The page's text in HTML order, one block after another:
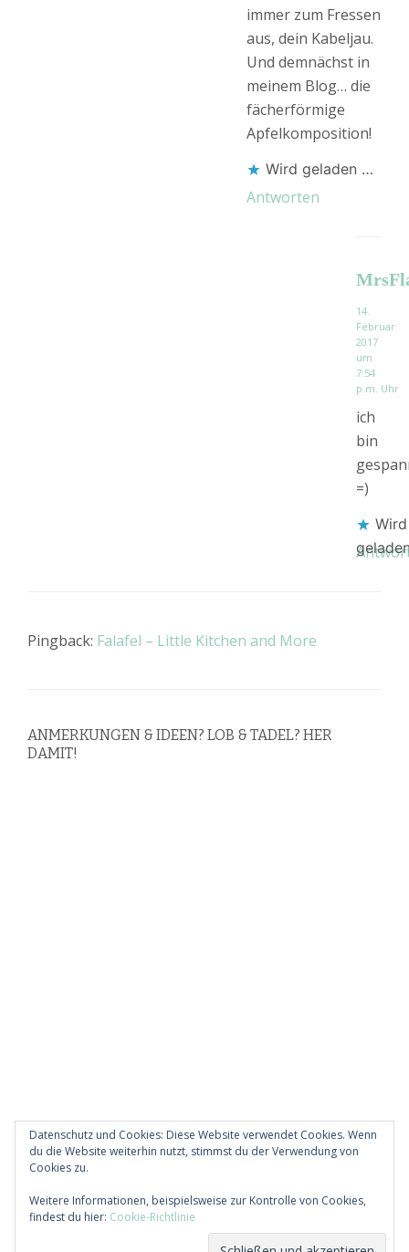
immer zum Fressen
aus, dein Kabeljau.
Und demnächst in
meinem Blog… die
fächerförmige
Apfelkomposition!
Wird geladen …
Antworten
14.
Februar
2017
um
7:54
p.m. Uhr
ich
bin
=)
Wird
Pingback: Falafel – Little Kitchen and More
ANMERKUNGEN & IDEEN? LOB & TADEL? HER
DAMIT!
Diese Website verwendet Akismet, um Spam zu
reduzieren. Erfahre, wie deine Kommentardaten
Datenschutz und Cookies: Diese Website verwendet Cookies. Wenn
du die Website weiterhin nutzt, stimmst du der Verwendung von
Cookies zu.
Weitere Informationen, beispielsweise zur Kontrolle von Cookies,
findest du hier: Cookie-Richtlinie